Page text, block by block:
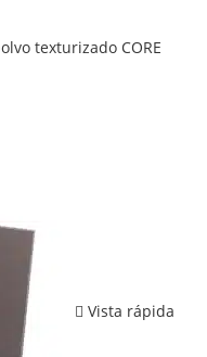
texturizado CORE
Vista rápida